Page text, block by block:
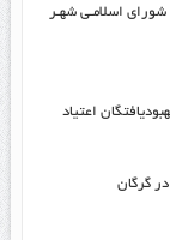
اسلامـی شهـر
اعتیاد
گرگان